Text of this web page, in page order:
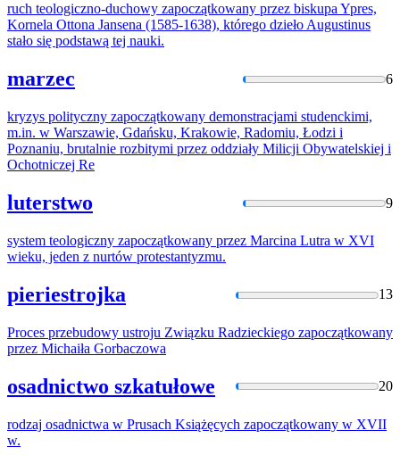
ruch teologiczno-duchowy zapoczątkowany przez biskupa Ypres,
Kornela Ottona Jansena (1585-1638), którego dzieło Augustinus
stało się podstawą tej nauki.
marzec 6
kryzys polityczny zapoczątkowany demonstracjami studenckimi,
m.in. w Warszawie, Gdańsku, Krakowie, Radomiu, Łodzi i
Poznaniu, brutalnie rozbitymi przez oddziały Milicji Obywatelskiej i
Ochotniczej Re
luterstwo 9
system teologiczny zapoczątkowany przez Marcina Lutra w XVI
wieku, jeden z nurtów protestantyzmu.
pieriestrojka 13
Proces przebudowy ustroju Związku Radzieckiego zapoczątkowany
przez Michaiła Gorbaczowa
osadnictwo szkatułowe 20
rodzaj osadnictwa w Prusach Książęcych zapoczątkowany w XVII
w.